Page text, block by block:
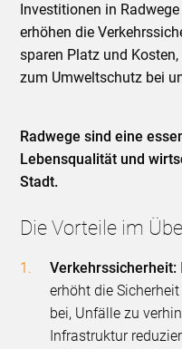
Investitionen in
erhöhen die
sparen Platz und
zum Umweltschutz bei
Radwege sind eine
Lebensqualität und
Stadt.
Die Vorteile im
Verkehrssicherheit:
erhöht die
bei, Unfälle zu
Infrastruktur